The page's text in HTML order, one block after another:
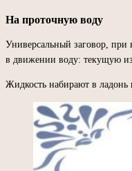
На проточную воду
Универсальный заговор,
в движении воду: текущую из
Жидкость набирают в ладонь